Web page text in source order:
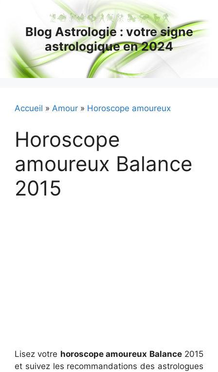
contenuBlog Astrologie : votre signe
astrologique en 2024
Accueil » Amour » Horoscope amoureux
Horoscope
amoureux Balance
2015
Lisez votre horoscope amoureux Balance2015
et suivez les recommandations des astrologues